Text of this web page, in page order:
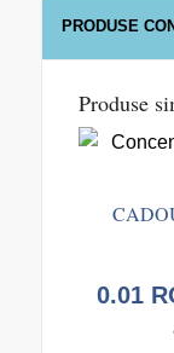
PRODUSE
Produse
0.01